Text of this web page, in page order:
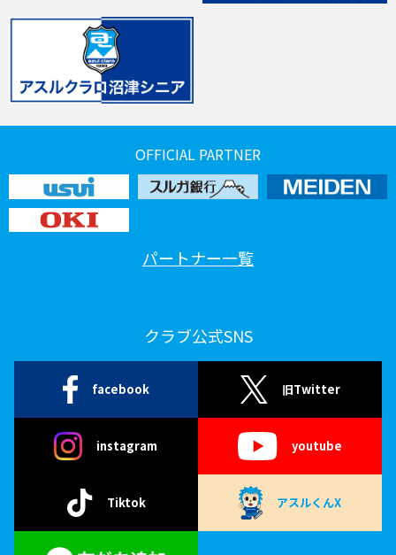
OFFICIAL PARTNER
パートナー一覧
クラブ公式SNS
facebook 旧Twitter
instagram youtube
Tiktok アスルくんX